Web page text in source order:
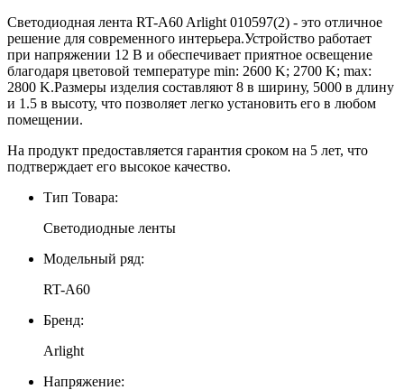
Светодиодная лента RT-A60 Arlight 010597(2) - это отличное
решение для современного интерьера.Устройство работает
при напряжении 12 В и обеспечивает приятное освещение
благодаря цветовой температуре min: 2600 K; 2700 K; max:
2800 K.Размеры изделия составляют 8 в ширину, 5000 в длину
и 1.5 в высоту, что позволяет легко установить его в любом
помещении.
На продукт предоставляется гарантия сроком на 5 лет, что
подтверждает его высокое качество.
Тип Товара:
Светодиодные ленты
Модельный ряд:
RT-A60
Бренд:
Arlight
Напряжение: